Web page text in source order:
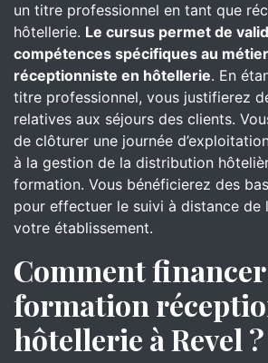
un titre professionnel en tant que
hôtellerie. Le cursus permet de
compétences spécifiques au
réceptionniste en hôtellerie. En
titre professionnel, vous justifierez
relatives aux séjours des clients.
de clôturer une journée
à la gestion de la distribution
formation. Vous bénéficierez des
pour effectuer le suivi à distance de
votre établissement.
Comment
formation
hôtellerie à Revel ?